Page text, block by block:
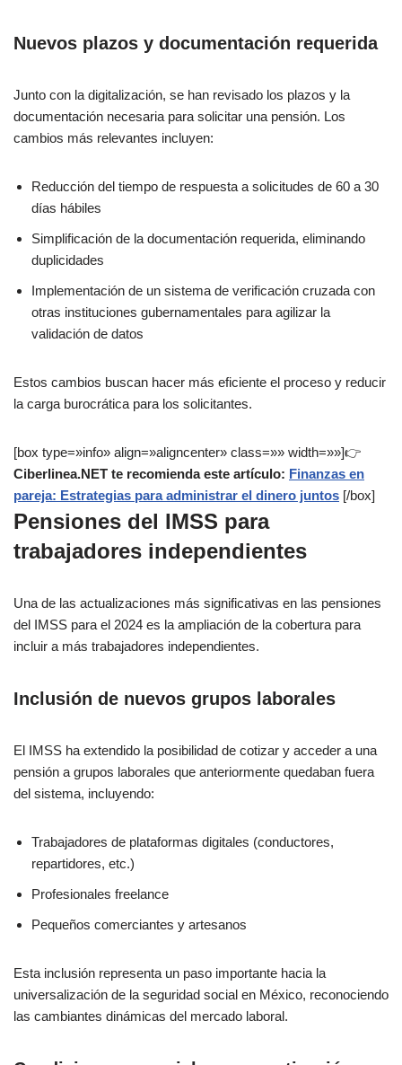
Nuevos plazos y documentación requerida
Junto con la digitalización, se han revisado los plazos y la
documentación necesaria para solicitar una pensión. Los
cambios más relevantes incluyen:
Reducción del tiempo de respuesta a solicitudes de 60 a 30
días hábiles
Simplificación de la documentación requerida, eliminando
duplicidades
Implementación de un sistema de verificación cruzada con
otras instituciones gubernamentales para agilizar la
validación de datos
Estos cambios buscan hacer más eficiente el proceso y reducir
la carga burocrática para los solicitantes.
[box type=»info» align=»aligncenter» class=»» width=»»]👉
Ciberlinea.NET te recomienda este artículo: Finanzas en
pareja: Estrategias para administrar el dinero juntos [/box]
Pensiones del IMSS para
trabajadores independientes
Una de las actualizaciones más significativas en las pensiones
del IMSS para el 2024 es la ampliación de la cobertura para
incluir a más trabajadores independientes.
Inclusión de nuevos grupos laborales
El IMSS ha extendido la posibilidad de cotizar y acceder a una
pensión a grupos laborales que anteriormente quedaban fuera
del sistema, incluyendo:
Trabajadores de plataformas digitales (conductores,
repartidores, etc.)
Profesionales freelance
Pequeños comerciantes y artesanos
Esta inclusión representa un paso importante hacia la
universalización de la seguridad social en México, reconociendo
las cambiantes dinámicas del mercado laboral.